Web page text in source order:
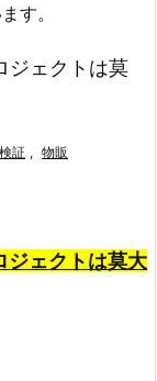
す。
ジェクトは莫
証 , 物販
ジェクトは莫大